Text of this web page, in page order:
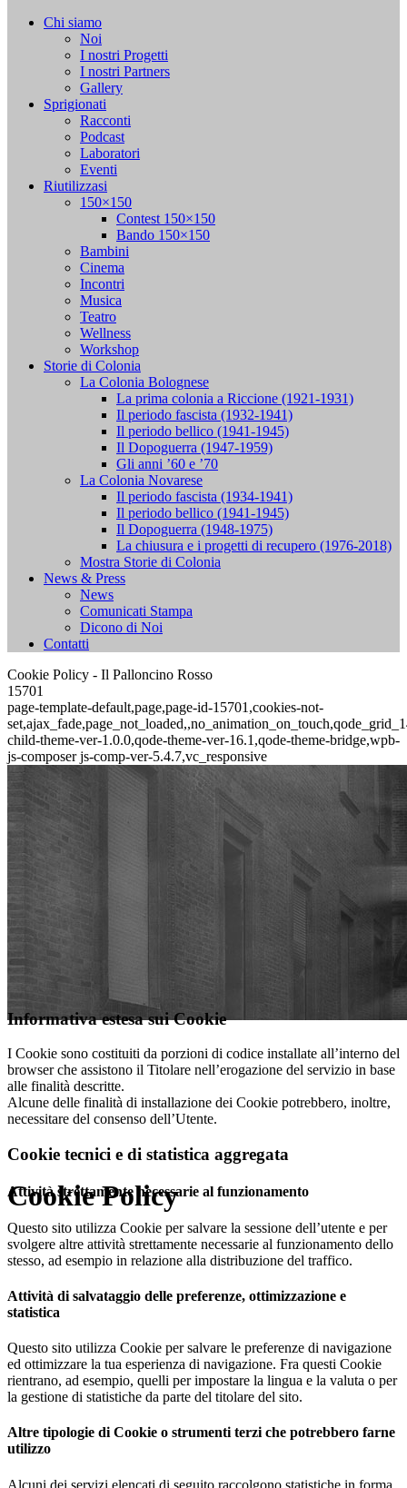
Chi siamo
Noi
I nostri Progetti
I nostri Partners
Gallery
Sprigionati
Racconti
Podcast
Laboratori
Eventi
Riutilizzasi
150×150
Contest 150×150
Bando 150×150
Bambini
Cinema
Incontri
Musica
Teatro
Wellness
Workshop
Storie di Colonia
La Colonia Bolognese
La prima colonia a Riccione (1921-1931)
Il periodo fascista (1932-1941)
Il periodo bellico (1941-1945)
Il Dopoguerra (1947-1959)
Gli anni ’60 e ’70
La Colonia Novarese
Il periodo fascista (1934-1941)
Il periodo bellico (1941-1945)
Il Dopoguerra (1948-1975)
La chiusura e i progetti di recupero (1976-2018)
Mostra Storie di Colonia
News & Press
News
Comunicati Stampa
Dicono di Noi
Contatti
Cookie Policy - Il Palloncino Rosso
15701
page-template-default,page,page-id-15701,cookies-not-
child-theme-ver-1.0.0,qode-theme-ver-16.1,qode-theme-bridge,wpb-
js-composer js-comp-ver-5.4.7,vc_responsive
Cookie Policy
Informativa estesa sui Cookie
I Cookie sono costituiti da porzioni di codice installate all’interno del
browser che assistono il Titolare nell’erogazione del servizio in base
alle finalità descritte.
Alcune delle finalità di installazione dei Cookie potrebbero, inoltre,
necessitare del consenso dell’Utente.
Cookie tecnici e di statistica aggregata
Attività strettamente necessarie al funzionamento
Questo sito utilizza Cookie per salvare la sessione dell’utente e per
svolgere altre attività strettamente necessarie al funzionamento dello
stesso, ad esempio in relazione alla distribuzione del traffico.
Attività di salvataggio delle preferenze, ottimizzazione e
statistica
Questo sito utilizza Cookie per salvare le preferenze di navigazione
ed ottimizzare la tua esperienza di navigazione. Fra questi Cookie
rientrano, ad esempio, quelli per impostare la lingua e la valuta o per
la gestione di statistiche da parte del titolare del sito.
Altre tipologie di Cookie o strumenti terzi che potrebbero farne
utilizzo
Alcuni dei servizi elencati di seguito raccolgono statistiche in forma